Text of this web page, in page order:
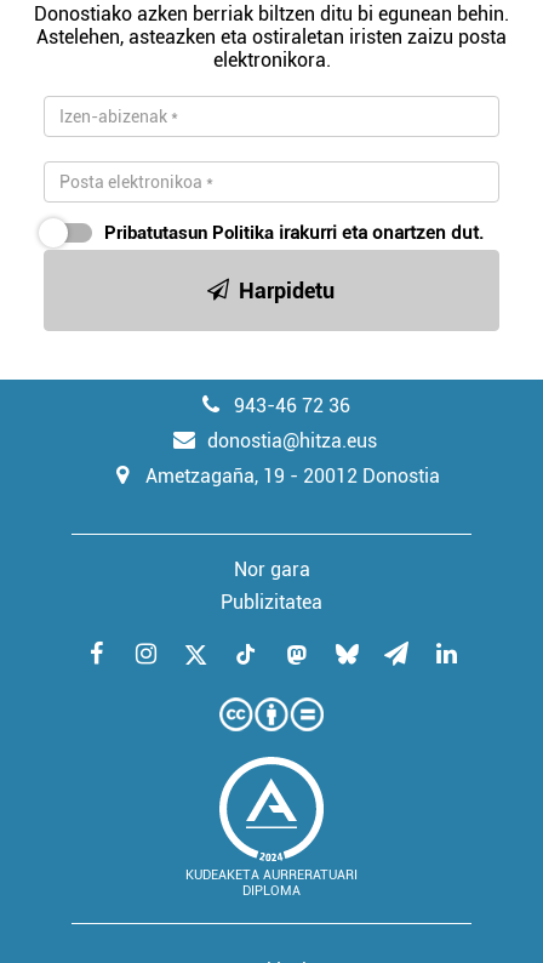
Donostiako azken berriak biltzen ditu bi egunean behin.
Astelehen, asteazken eta ostiraletan iristen zaizu posta
elektronikora.
Pribatutasun Politika irakurri eta onartzen dut.
Harpidetu
943-46 72 36
donostia@hitza.eus
Ametzagaña, 19 - 20012 Donostia
Nor gara
Publizitatea
KUDEAKETA AURRERATUARI
DIPLOMA